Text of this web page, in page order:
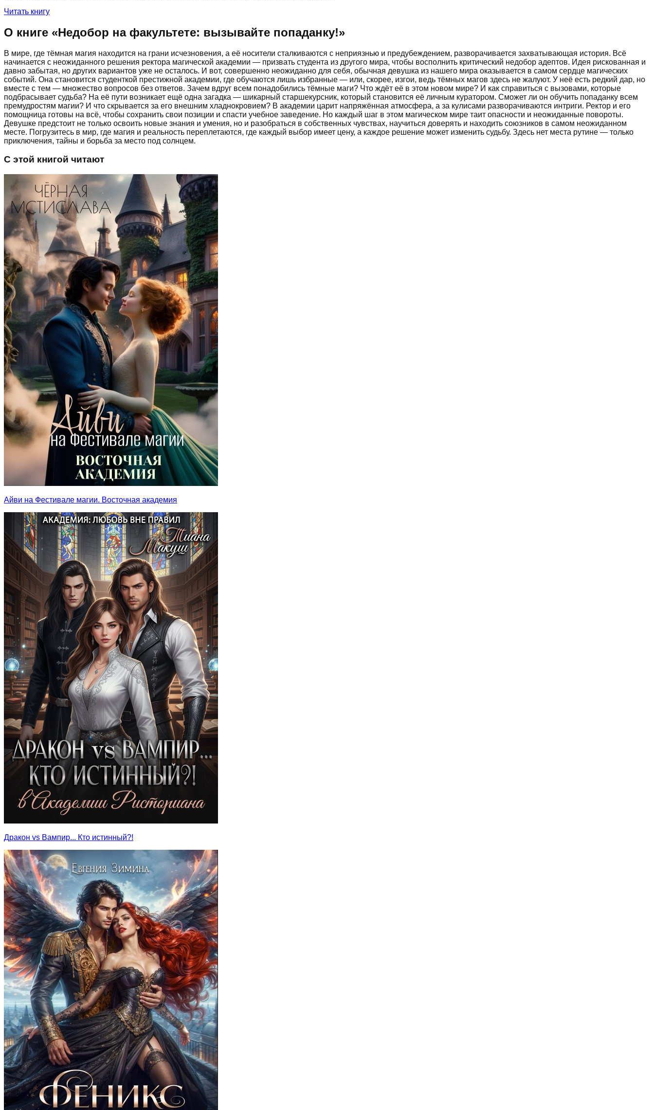
Читать книгу
О книге «Недобор на факультете: вызывайте попаданку!»
В мире, где тёмная магия находится на грани исчезновения, а её носители сталкиваются с неприязнью и предубеждением, разворачивается захватывающая история. Всё
начинается с неожиданного решения ректора магической академии — призвать студента из другого мира, чтобы восполнить критический недобор адептов. Идея рискованная и
давно забытая, но других вариантов уже не осталось. И вот, совершенно неожиданно для себя, обычная девушка из нашего мира оказывается в самом сердце магических
событий. Она становится студенткой престижной академии, где обучаются лишь избранные — или, скорее, изгои, ведь тёмных магов здесь не жалуют. У неё есть редкий дар, но
вместе с тем — множество вопросов без ответов. Зачем вдруг всем понадобились тёмные маги? Что ждёт её в этом новом мире? И как справиться с вызовами, которые
подбрасывает судьба? На её пути возникает ещё одна загадка — шикарный старшекурсник, который становится её личным куратором. Сможет ли он обучить попаданку всем
премудростям магии? И что скрывается за его внешним хладнокровием? В академии царит напряжённая атмосфера, а за кулисами разворачиваются интриги. Ректор и его
помощница готовы на всё, чтобы сохранить свои позиции и спасти учебное заведение. Но каждый шаг в этом магическом мире таит опасности и неожиданные повороты.
Девушке предстоит не только освоить новые знания и умения, но и разобраться в собственных чувствах, научиться доверять и находить союзников в самом неожиданном
месте. Погрузитесь в мир, где магия и реальность переплетаются, где каждый выбор имеет цену, а каждое решение может изменить судьбу. Здесь нет места рутине — только
приключения, тайны и борьба за место под солнцем.
С этой книгой читают
Айви на Фестивале магии. Восточная академия
Дракон vs Вампир... Кто истинный?!